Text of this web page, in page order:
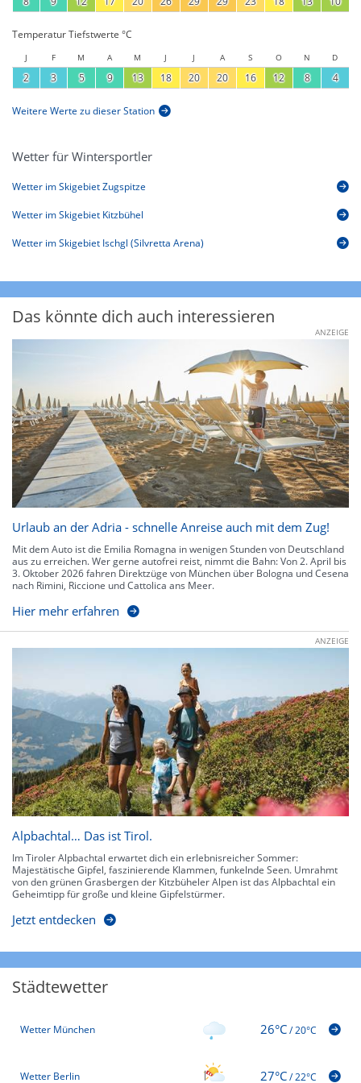
Temperatur Tiefstwerte °C
J F M A M J J A S O N D
2 3 5 9 13 18 20 20 16 12 8 4
Weitere Werte zu dieser Station
Wetter für Wintersportler
Wetter im Skigebiet Zugspitze
Wetter im Skigebiet Kitzbühel
Wetter im Skigebiet Ischgl (Silvretta Arena)
Das könnte dich auch interessieren
ANZEIGE
Urlaub an der Adria - schnelle Anreise auch mit dem Zug!
Mit dem Auto ist die Emilia Romagna in wenigen Stunden von Deutschland
aus zu erreichen. Wer gerne autofrei reist, nimmt die Bahn: Von 2. April bis
3. Oktober 2026 fahren Direktzüge von München über Bologna und Cesena
nach Rimini, Riccione und Cattolica ans Meer.
Hier mehr erfahren
ANZEIGE
Alpbachtal… Das ist Tirol.
Im Tiroler Alpbachtal erwartet dich ein erlebnisreicher Sommer:
Majestätische Gipfel, faszinierende Klammen, funkelnde Seen. Umrahmt
von den grünen Grasbergen der Kitzbüheler Alpen ist das Alpbachtal ein
Geheimtipp für große und kleine Gipfelstürmer.
Jetzt entdecken
Städtewetter
Wetter München 26°C/20°C
Wetter Berlin 27°C/22°C